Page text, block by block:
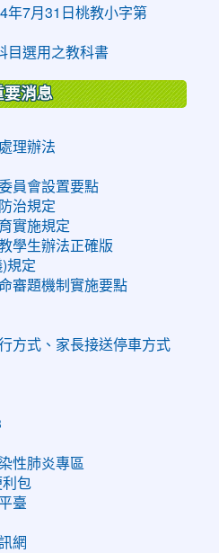
年7月31日桃教小字第
目選用之教科書
要消息
理辦法
員會設置要點
治規定
實施規定
學生辦法正確版
)規定
審題機制實施要點
方式、家長接送停車方式
性肺炎專區
包
臺
網